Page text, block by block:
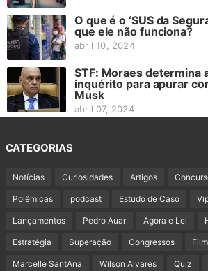
O que é o ‘SUS da
que ele não funciona?
abril 10, 2024
STF: Moraes determina
inquérito para apurar
Musk
abril 07, 2024
CATEGORIAS
Notícias Curiosidades Artigos
Polêmicas podcast Estudo de Caso
Lançamentos Pedro Auar Agora e Lei
Estratégia Superação Congressos
Marcelle SantAna Wilson Alvares Quiz